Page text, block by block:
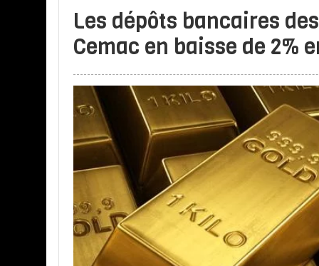
Les dépôts bancaires
Cemac en baisse de 2%